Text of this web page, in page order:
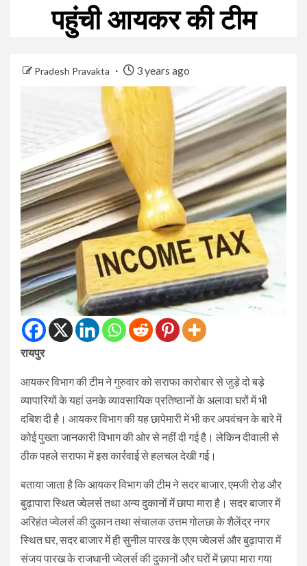
पहुंची आयकर की टीम
Pradesh Pravakta 3 years ago
रायपुर
आयकर विभाग की टीम ने गुरुवार को सराफा कारोबार से जुड़े दो बड़े
व्यापारियों के यहां उनके व्यावसायिक प्रतिष्ठानों के अलावा घरों में भी
दबिश दी है। आयकर विभाग की यह छापेमारी में भी कर अपवंचन के बारे में
कोई पुख्ता जानकारी विभाग की ओर से नहीं दी गई है। लेकिन दीवाली से
ठीक पहले सराफा में इस कार्रवाई से हलचल देखी गई।
बताया जाता है कि आयकर विभाग की टीम ने सदर बाजार, एमजी रोड और
बुढ़ापारा स्थित ज्वेलर्स तथा अन्य दुकानों में छापा मारा है। सदर बाजार में
अरिहंत ज्वेलर्स की दुकान तथा संचालक उत्तम गोलछा के शैलेंद्र नगर
स्थित घर, सदर बाजार में ही सुनील पारख के एएम ज्वेलर्स और बुढ़ापारा में
संजय पारख के राजधानी ज्वेलर्स की दुकानों और घरों में छापा मारा गया